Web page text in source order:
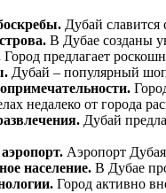
Дубай
В Дубае созданы
Город предлагает
Дубай – популярный
недалеко от города
Дубай
Аэропорт
население. В Дубае
Город активно